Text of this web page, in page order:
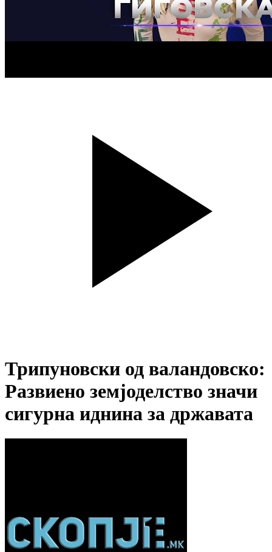
Трипуновски од валандовско:
Развиено земјоделство значи
сигурна иднина за државата